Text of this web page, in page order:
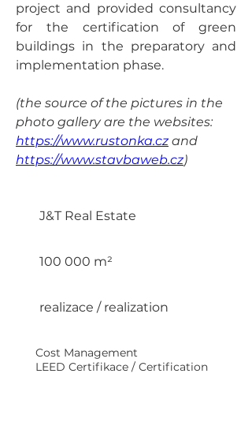
project and provided consultancy
for the certification of green
buildings in the preparatory and
implementation phase.
(the source of the pictures in the
photo gallery are the websites:
https://www.rustonka.cz and
https://www.stavbaweb.cz)
J&T Real Estate
100 000 m²
realizace / realization
Cost Management
LEED Certifikace / Certification